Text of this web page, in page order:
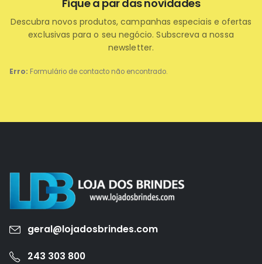
Erro: Formulário de contacto não encontrado.
Fique a par das novidades
Descubra novos produtos, campanhas especiais e ofertas
exclusivas para o seu negócio. Subscreva a nossa
newsletter.
geral@lojadosbrindes.com
243 303 800